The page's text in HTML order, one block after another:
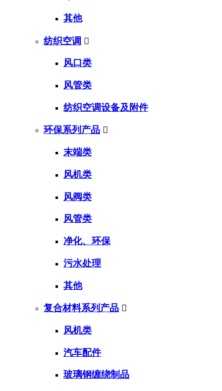
其他
纺织空调 
风口类
风管类
纺织空调设备及附件
环保系列产品 
末端类
风机类
风阀类
风管类
净化、环保
污水处理
其他
复合材料系列产品 
风机类
汽车配件
玻璃钢缠绕制品